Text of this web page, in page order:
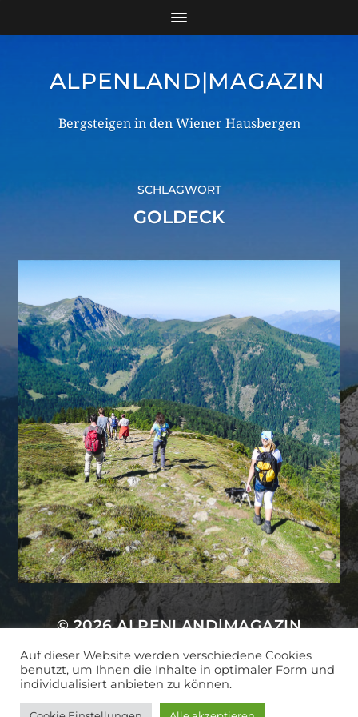
ALPENLAND|MAGAZIN
Bergsteigen in den Wiener Hausbergen
SCHLAGWORT
GOLDECK
© 2026ALPENLAND|MAGAZIN
THEMA VONANDERS NORÉN
Auf dieser Website werden verschiedene Cookies
benutzt, um Ihnen die Inhalte in optimaler Form und
individualisiert anbieten zu können.